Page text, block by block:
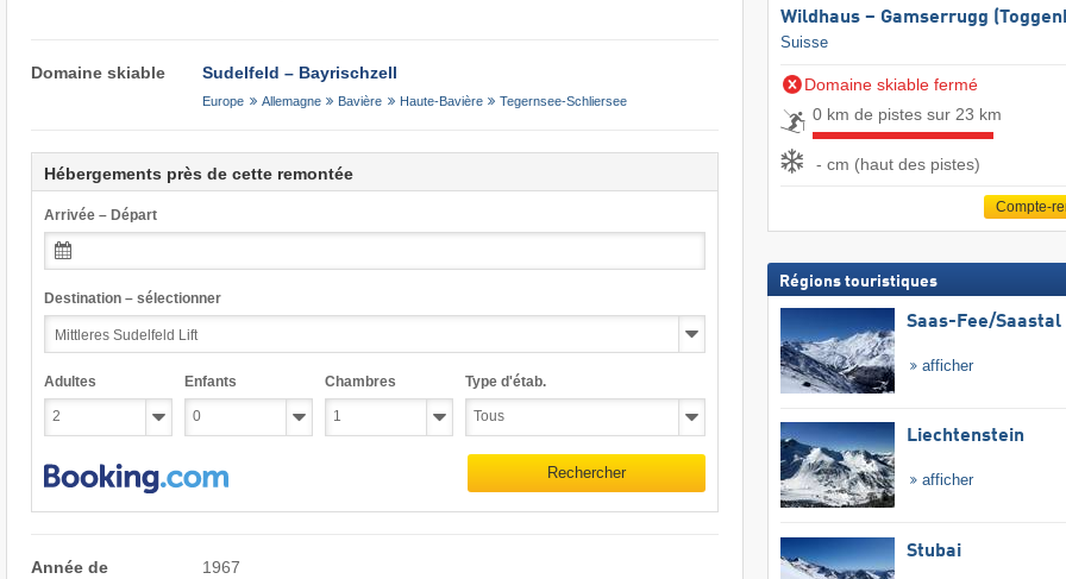
Domaine skiable Sudelfeld – Bayrischzell
Europe Allemagne Bavière Haute-Bavière Tegernsee-Schliersee
Hébergements près de cette remontée
Arrivée – Départ
Destination – sélectionner
Adultes Enfants Chambres Type d'étab.
Rechercher
Année de
1967
Wildhaus – Gamserrugg
Suisse
Domaine skiable fermé
0 km de pistes sur 23 km
- cm (haut des pistes)
Compte-
Régions touristiques
Saas-Fee/​Saastal
afficher
Liechtenstein
afficher
Stubai